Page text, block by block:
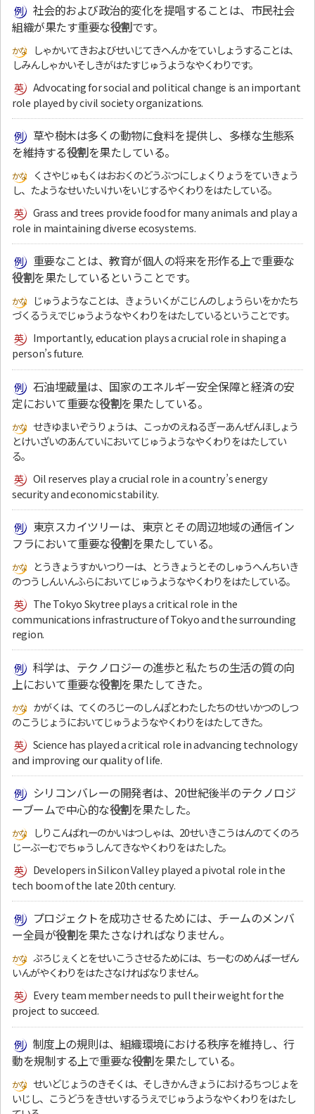
社会的および政治的変化を提唱することは、市民社会
組織が果たす重要な役割です。
しゃかいてきおよびせいじてきへんかをていしょうすることは、
しみんしゃかいそしきがはたすじゅうようなやくわりです。
Advocating for social and political change is an important
role played by civil society organizations.
草や樹木は多くの動物に食料を提供し、多様な生態系
を維持する役割を果たしている。
くさやじゅもくはおおくのどうぶつにしょくりょうをていきょう
し、たようなせいたいけいをいじするやくわりをはたしている。
Grass and trees provide food for many animals and play a
role in maintaining diverse ecosystems.
重要なことは、教育が個人の将来を形作る上で重要な
役割を果たしているということです。
じゅうようなことは、きょういくがこじんのしょうらいをかたち
づくるうえでじゅうようなやくわりをはたしているということです。
Importantly, education plays a crucial role in shaping a
person’s future.
石油埋蔵量は、国家のエネルギー安全保障と経済の安
定において重要な役割を果たしている。
せきゆまいぞうりょうは、こっかのえねるぎーあんぜんほしょう
とけいざいのあんていにおいてじゅうようなやくわりをはたしてい
る。
Oil reserves play a crucial role in a country’s energy
security and economic stability.
東京スカイツリーは、東京とその周辺地域の通信イン
フラにおいて重要な役割を果たしている。
とうきょうすかいつりーは、とうきょうとそのしゅうへんちいき
のつうしんいんふらにおいてじゅうようなやくわりをはたしている。
The Tokyo Skytree plays a critical role in the
communications infrastructure of Tokyo and the surrounding
region.
科学は、テクノロジーの進歩と私たちの生活の質の向
上において重要な役割を果たしてきた。
かがくは、てくのろじーのしんぽとわたしたちのせいかつのしつ
のこうじょうにおいてじゅうようなやくわりをはたしてきた。
Science has played a critical role in advancing technology
and improving our quality of life.
シリコンバレーの開発者は、20世紀後半のテクノロジ
ーブームで中心的な役割を果たした。
しりこんばれーのかいはつしゃは、20せいきこうはんのてくのろ
じーぶーむでちゅうしんてきなやくわりをはたした。
Developers in Silicon Valley played a pivotal role in the
tech boom of the late 20th century.
プロジェクトを成功させるためには、チームのメンバ
ー全員が役割を果たさなければなりません。
ぷろじぇくとをせいこうさせるためには、ちーむのめんばーぜん
いんがやくわりをはたさなければなりません。
Every team member needs to pull their weight for the
project to succeed.
制度上の規則は、組織環境における秩序を維持し、行
動を規制する上で重要な役割を果たしている。
せいどじょうのきそくは、そしきかんきょうにおけるちつじょを
いじし、こうどうをきせいするうえでじゅうようなやくわりをはたし